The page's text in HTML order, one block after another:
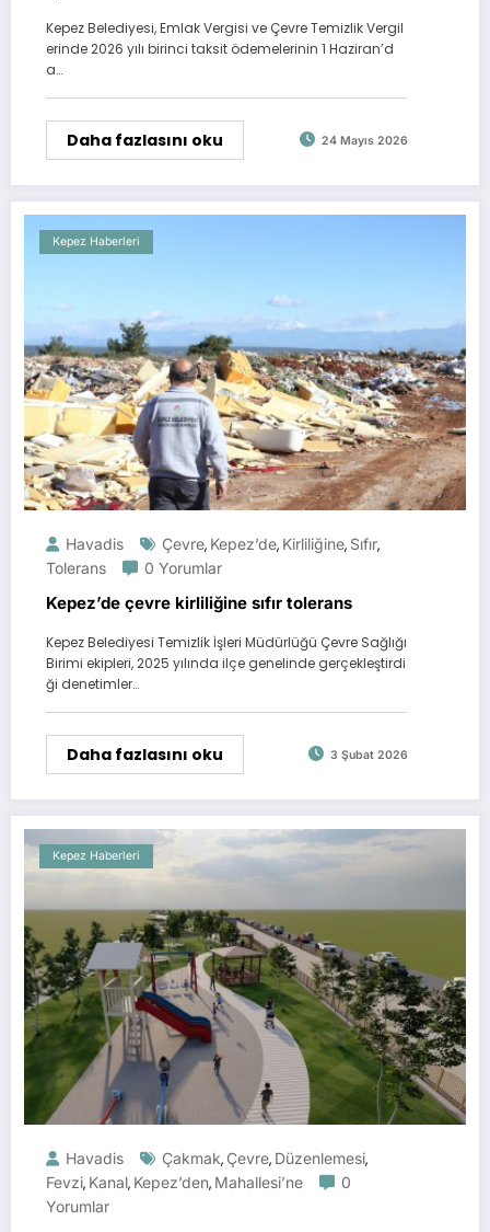
Kepez Belediyesi, Emlak Vergisi ve Çevre Temizlik Vergil
erinde 2026 yılı birinci taksit ödemelerinin 1 Haziran’d
a…
Daha fazlasını oku 24 Mayıs 2026
Kepez Haberleri
Havadis Çevre, Kepez’de, Kirliliğine, Sıfır,
Tolerans
0 Yorumlar
Kepez’de çevre kirliliğine sıfır tolerans
Kepez Belediyesi Temizlik İşleri Müdürlüğü Çevre Sağlığı
Birimi ekipleri, 2025 yılında ilçe genelinde gerçekleştirdi
ği denetimler…
Daha fazlasını oku 3 Şubat 2026
Kepez Haberleri
Havadis Çakmak, Çevre, Düzenlemesi,
Fevzi, Kanal, Kepez’den, Mahallesi’ne
0
Yorumlar